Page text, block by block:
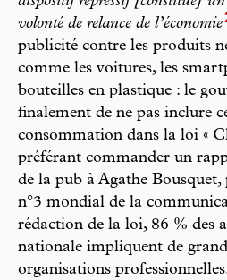
volonté de relance de l’économie
publicité contre les produits
comme les voitures, les
bouteilles en plastique : le
finalement de ne pas inclure
consommation dans la loi «
préférant commander un
de la pub à Agathe Bousquet,
n°3 mondial de la
rédaction de la loi, 86 % des
nationale impliquent de
organisations